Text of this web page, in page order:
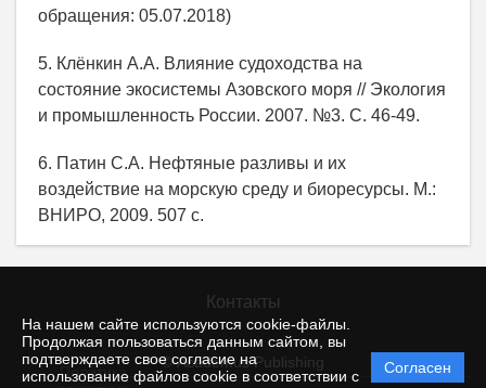
На нашем сайте используются cookie-файлы.
Продолжая пользоваться данным сайтом, вы
подтверждаете свое согласие на
использование файлов cookie в соответствии с
Согласен
обращения: 05.07.2018)
5. Клёнкин A.A. Влияние судоходства на
состояние экосистемы Азовского моря // Экология
и промышленность России. 2007. №3. С. 46-49.
6. Патин С.А. Нефтяные разливы и их
воздействие на морскую среду и биоресурсы. М.:
ВНИРО, 2009. 507 с.
Контакты
© Academus Publishing
Политика